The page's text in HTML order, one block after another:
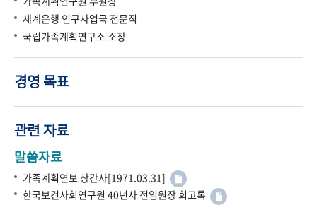
세계은행 인구사업국 전문직
국립가족계획연구소 소장
경영 목표
관련 자료
말씀자료
가족계획연보 창간사[1971.03.31]
한국보건사회연구원 40년사 전임원장 회고록